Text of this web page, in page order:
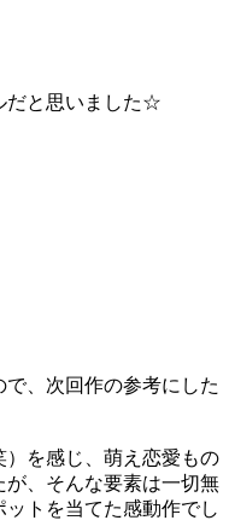
だと思いました☆
、次回作の参考にした
）を感じ、萌え恋愛もの
、そんな要素は一切無
トを当てた感動作でし